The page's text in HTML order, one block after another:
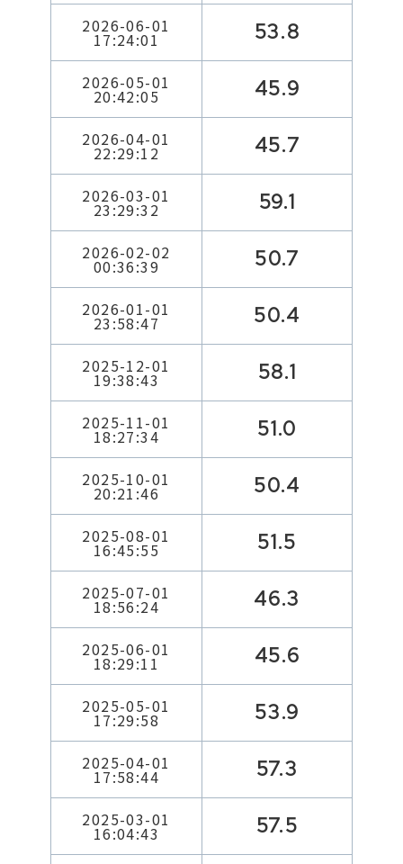
2026-06-01
17:24:01 53.8
2026-05-01
20:42:05 45.9
2026-04-01
22:29:12 45.7
2026-03-01
23:29:32 59.1
2026-02-02
00:36:39 50.7
2026-01-01
23:58:47 50.4
2025-12-01
19:38:43 58.1
2025-11-01
18:27:34 51.0
2025-10-01
20:21:46 50.4
2025-08-01
16:45:55 51.5
2025-07-01
18:56:24 46.3
2025-06-01
18:29:11 45.6
2025-05-01
17:29:58 53.9
2025-04-01
17:58:44 57.3
2025-03-01
16:04:43 57.5